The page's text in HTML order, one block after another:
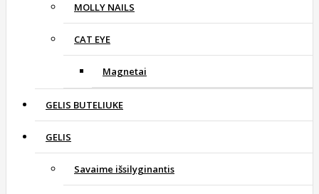
MOLLY NAILS
CAT EYE
Magnetai
GELIS BUTELIUKE
GELIS
Savaime išsilyginantis